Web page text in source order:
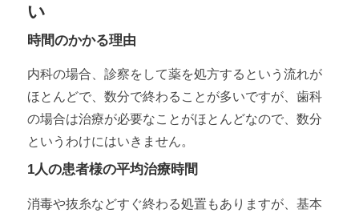
い
時間のかかる理由
内科の場合、診察をして薬を処方するという流れが
ほとんどで、数分で終わることが多いですが、歯科
の場合は治療が必要なことがほとんどなので、数分
というわけにはいきません。
1人の患者様の平均治療時間
消毒や抜糸などすぐ終わる処置もありますが、基本